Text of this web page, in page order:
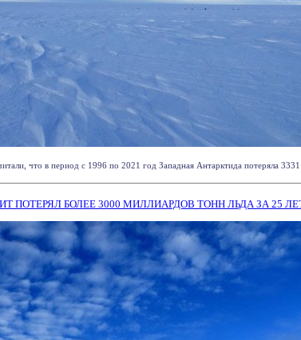
что в период с 1996 по 2021 год Западная Антарктида потеряла
ПОТЕРЯЛ БОЛЕЕ 3000 МИЛЛИАРДОВ ТОНН ЛЬДА ЗА 25